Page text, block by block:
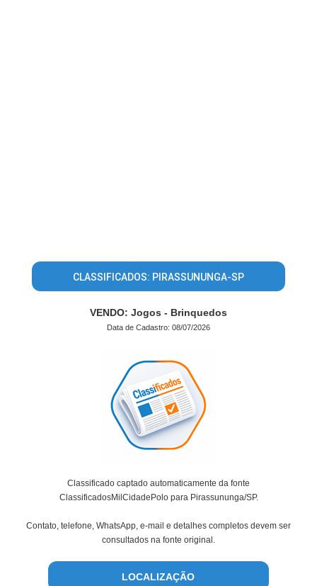
CLASSIFICADOS: PIRASSUNUNGA-SP
VENDO: Jogos - Brinquedos
Data de Cadastro: 08/07/2026
Classificado captado automaticamente da fonte
ClassificadosMilCidadePolo para Pirassununga/SP.
Contato, telefone, WhatsApp, e-mail e detalhes completos devem ser
consultados na fonte original.
LOCALIZAÇÃO